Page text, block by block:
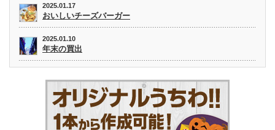
2025.01.17
おいしいチーズバーガー
2025.01.10
年末の買出